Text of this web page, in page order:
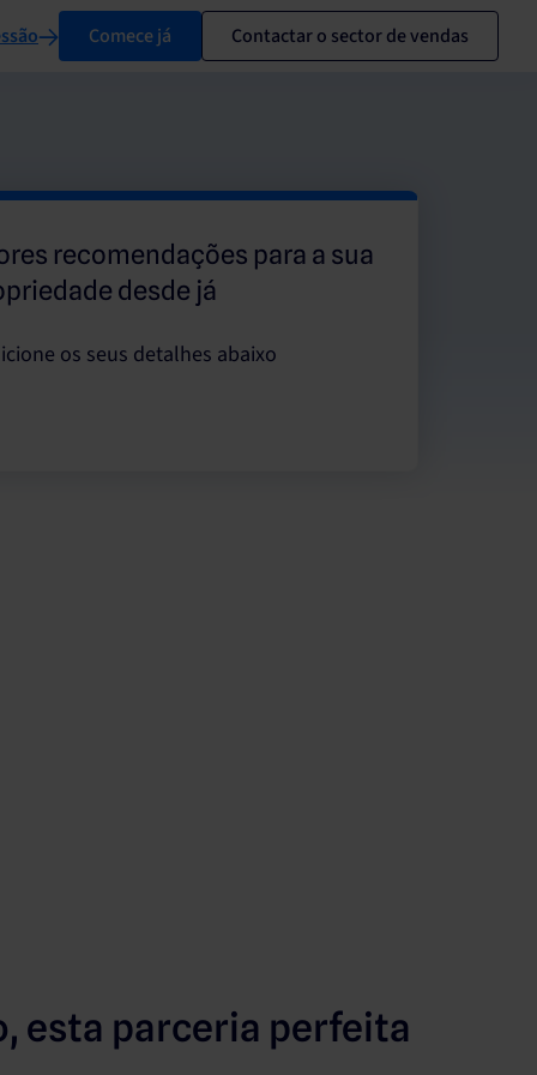
Comece já Contactar o sector de vendas
recomendações para a sua
desde já
os seus detalhes abaixo
esta parceria perfeita